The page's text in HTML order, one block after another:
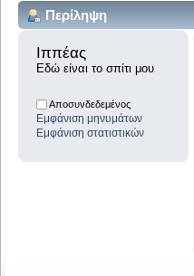
Περίληψη
Ιππέας
Εδώ είναι το σπίτι μου
Αποσυνδεδεμένος
Εμφάνιση μηνυμάτων
Εμφάνιση στατιστικών